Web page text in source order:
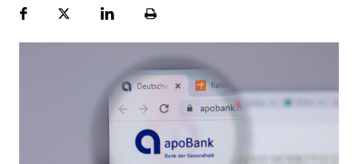
FacebookPlattformLinekdInSeite